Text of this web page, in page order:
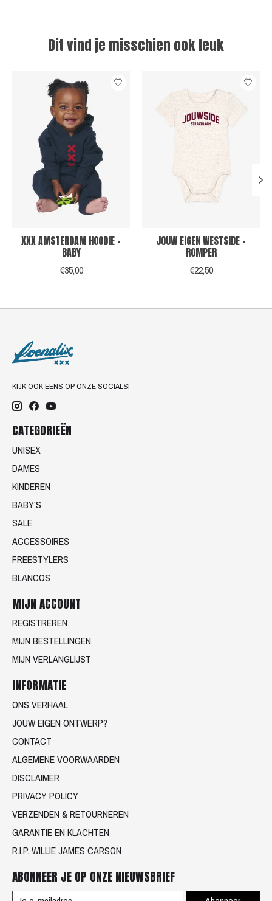
Dit vind je misschien ook leuk
Items van productcarrousel
XXX AMSTERDAM HOODIE -
BABY
€35,00
JOUW EIGEN WESTSIDE -
ROMPER
€22,50
KIJK OOK EENS OP ONZE SOCIALS!
CATEGORIEËN
UNISEX
DAMES
KINDEREN
BABY'S
SALE
ACCESSOIRES
FREESTYLERS
BLANCOS
MIJN ACCOUNT
REGISTREREN
MIJN BESTELLINGEN
MIJN VERLANGLIJST
INFORMATIE
ONS VERHAAL
JOUW EIGEN ONTWERP?
CONTACT
ALGEMENE VOORWAARDEN
DISCLAIMER
PRIVACY POLICY
VERZENDEN & RETOURNEREN
GARANTIE EN KLACHTEN
R.I.P. WILLIE JAMES CARSON
ABONNEER JE OP ONZE NIEUWSBRIEF